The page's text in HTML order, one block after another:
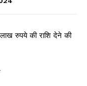
लाख रुपये की राशि देने की